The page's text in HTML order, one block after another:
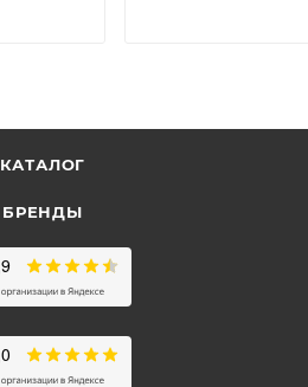
КАТАЛОГ
БРЕНДЫ